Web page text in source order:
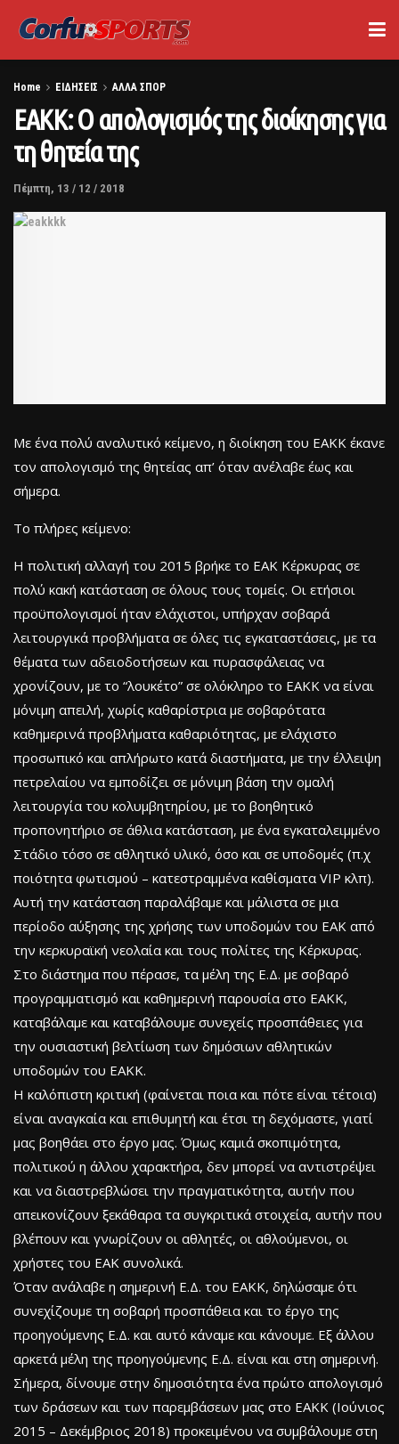
Home ΕΙΔΗΣΕΙΣ ΑΛΛΑ ΣΠΟΡ
ΕΑΚΚ: Ο απολογισμός της διοίκησης για
τη θητεία της
Πέμπτη, 13 / 12 / 2018
Με ένα πολύ αναλυτικό κείμενο, η διοίκηση του ΕΑΚΚ έκανε
τον απολογισμό της θητείας απ’ όταν ανέλαβε έως και
σήμερα.
Το πλήρες κείμενο:
Η πολιτική αλλαγή του 2015 βρήκε το ΕΑΚ Κέρκυρας σε
πολύ κακή κατάσταση σε όλους τους τομείς. Οι ετήσιοι
προϋπολογισμοί ήταν ελάχιστοι, υπήρχαν σοβαρά
λειτουργικά προβλήματα σε όλες τις εγκαταστάσεις, με τα
θέματα των αδειοδοτήσεων και πυρασφάλειας να
χρονίζουν, με το “λουκέτο” σε ολόκληρο το ΕΑΚΚ να είναι
μόνιμη απειλή, χωρίς καθαρίστρια με σοβαρότατα
καθημερινά προβλήματα καθαριότητας, με ελάχιστο
προσωπικό και απλήρωτο κατά διαστήματα, με την έλλειψη
πετρελαίου να εμποδίζει σε μόνιμη βάση την ομαλή
λειτουργία του κολυμβητηρίου, με το βοηθητικό
προπονητήριο σε άθλια κατάσταση, με ένα εγκαταλειμμένο
Στάδιο τόσο σε αθλητικό υλικό, όσο και σε υποδομές (π.χ
ποιότητα φωτισμού – κατεστραμμένα καθίσματα VIP κλπ).
Αυτή την κατάσταση παραλάβαμε και μάλιστα σε μια
περίοδο αύξησης της χρήσης των υποδομών του ΕΑΚ από
την κερκυραϊκή νεολαία και τους πολίτες της Κέρκυρας.
Στο διάστημα που πέρασε, τα μέλη της Ε.Δ. με σοβαρό
προγραμματισμό και καθημερινή παρουσία στο ΕΑΚΚ,
καταβάλαμε και καταβάλουμε συνεχείς προσπάθειες για
την ουσιαστική βελτίωση των δημόσιων αθλητικών
υποδομών του ΕΑΚΚ.
Η καλόπιστη κριτική (φαίνεται ποια και πότε είναι τέτοια)
είναι αναγκαία και επιθυμητή και έτσι τη δεχόμαστε, γιατί
μας βοηθάει στο έργο μας. Όμως καμιά σκοπιμότητα,
πολιτικού η άλλου χαρακτήρα, δεν μπορεί να αντιστρέψει
και να διαστρεβλώσει την πραγματικότητα, αυτήν που
απεικονίζουν ξεκάθαρα τα συγκριτικά στοιχεία, αυτήν που
βλέπουν και γνωρίζουν οι αθλητές, οι αθλούμενοι, οι
χρήστες του ΕΑΚ συνολικά.
Όταν ανάλαβε η σημερινή Ε.Δ. του ΕΑΚΚ, δηλώσαμε ότι
συνεχίζουμε τη σοβαρή προσπάθεια και το έργο της
προηγούμενης Ε.Δ. και αυτό κάναμε και κάνουμε. Εξ άλλου
αρκετά μέλη της προηγούμενης Ε.Δ. είναι και στη σημερινή.
Σήμερα, δίνουμε στην δημοσιότητα ένα πρώτο απολογισμό
των δράσεων και των παρεμβάσεων μας στο ΕΑΚΚ (Ιούνιος
2015 – Δεκέμβριος 2018) προκειμένου να συμβάλουμε στη